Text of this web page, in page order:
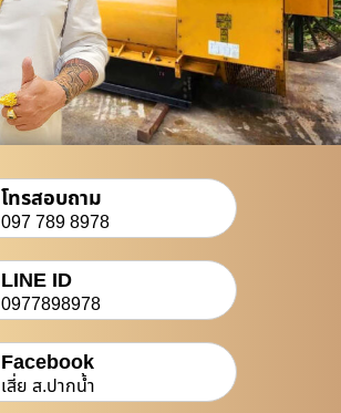
โทรสอบถาม
097 789 8978
LINE ID
0977898978
Facebook
เสี่ย ส.ปากน้ำ